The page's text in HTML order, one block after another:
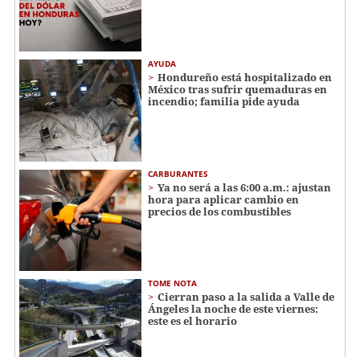
AYUDA
Hondureño está hospitalizado en
México tras sufrir quemaduras en
incendio; familia pide ayuda
CARBURANTES
Ya no será a las 6:00 a.m.: ajustan
hora para aplicar cambio en
precios de los combustibles
TOME NOTA
Cierran paso a la salida a Valle de
Ángeles la noche de este viernes:
este es el horario